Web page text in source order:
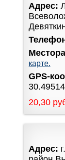
Адрес:
карте.
GPS-
20,30
Адрес: